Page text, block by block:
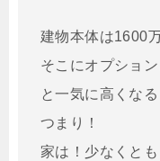
建物本体は1600
そこにオプショ
と一気に高くなる
つまり！
家は！少なくとも